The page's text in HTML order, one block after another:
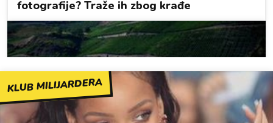
KLUB MILIJARDERA